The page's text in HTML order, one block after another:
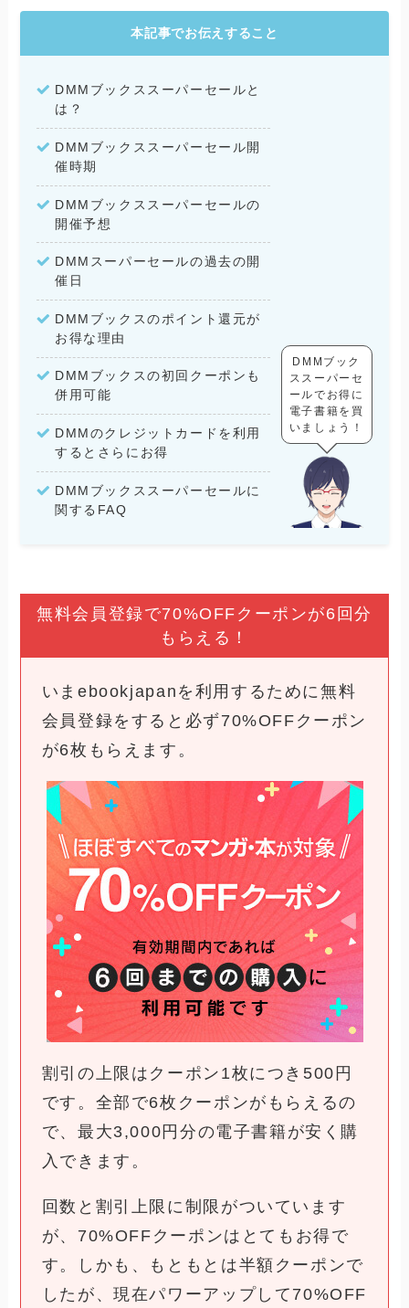
本記事でお伝えすること
DMMブックススーパーセールと
は？
DMMブックススーパーセール開
催時期
DMMブックススーパーセールの
開催予想
DMMスーパーセールの過去の開
催日
DMMブックスのポイント還元が
お得な理由
DMMブックスの初回クーポンも
併用可能
DMMのクレジットカードを利用
するとさらにお得
DMMブックススーパーセールに
関するFAQ
DMMブック
ススーパーセ
ールでお得に
電子書籍を買
いましょう！
無料会員登録で70%OFFクーポンが6回分
もらえる！
いまebookjapanを利用するために無料
会員登録をすると必ず70%OFFクーポン
が6枚もらえます。
割引の上限はクーポン1枚につき500円
です。全部で6枚クーポンがもらえるの
で、最大3,000円分の電子書籍が安く購
入できます。
回数と割引上限に制限がついています
が、70%OFFクーポンはとてもお得で
す。しかも、もともとは半額クーポンで
したが、現在パワーアップして70%OFF